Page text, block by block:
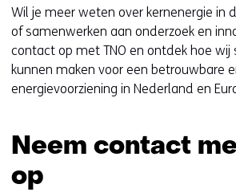
Wil je meer weten over kernenergie in
of samenwerken aan onderzoek en
contact op met TNO en ontdek hoe
kunnen maken voor een betrouwbare
energievoorziening in Nederland en
Neem contact
op